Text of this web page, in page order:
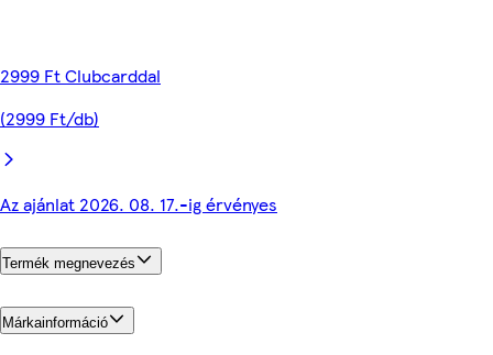
2999 Ft Clubcarddal
(2999 Ft/db)
Az ajánlat 2026. 08. 17.-ig érvényes
Termék megnevezés
Márkainformáció